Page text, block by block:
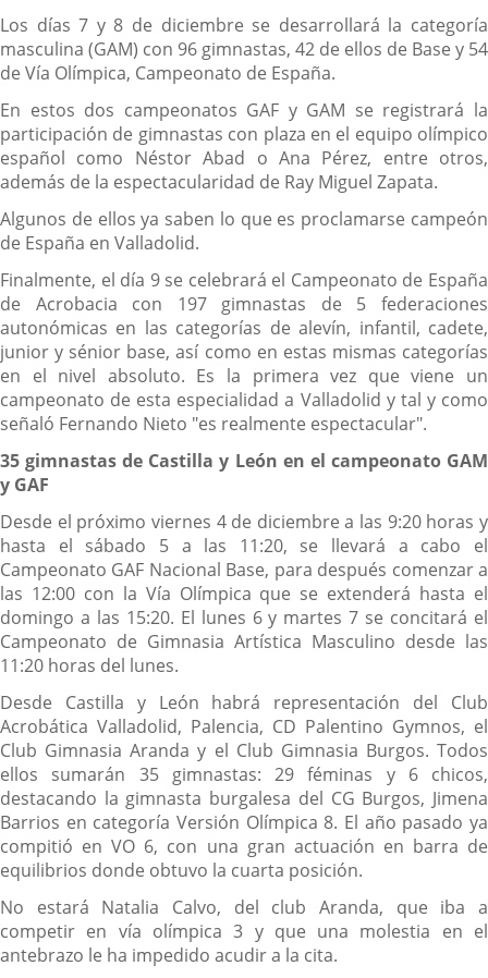
Los días 7 y 8 de diciembre se desarrollará la categoría
masculina (GAM) con 96 gimnastas, 42 de ellos de Base y 54
de Vía Olímpica, Campeonato de España.
En estos dos campeonatos GAF y GAM se registrará la
participación de gimnastas con plaza en el equipo olímpico
español como Néstor Abad o Ana Pérez, entre otros,
además de la espectacularidad de Ray Miguel Zapata.
Algunos de ellos ya saben lo que es proclamarse campeón
de España en Valladolid.
Finalmente, el día 9 se celebrará el Campeonato de España
de Acrobacia con 197 gimnastas de 5 federaciones
autonómicas en las categorías de alevín, infantil, cadete,
junior y sénior base, así como en estas mismas categorías
en el nivel absoluto. Es la primera vez que viene un
campeonato de esta especialidad a Valladolid y tal y como
señaló Fernando Nieto "es realmente espectacular".
35 gimnastas de Castilla y León en el campeonato GAM
y GAF
Desde el próximo viernes 4 de diciembre a las 9:20 horas y
hasta el sábado 5 a las 11:20, se llevará a cabo el
Campeonato GAF Nacional Base, para después comenzar a
las 12:00 con la Vía Olímpica que se extenderá hasta el
domingo a las 15:20. El lunes 6 y martes 7 se concitará el
Campeonato de Gimnasia Artística Masculino desde las
11:20 horas del lunes.
Desde Castilla y León habrá representación del Club
Acrobática Valladolid, Palencia, CD Palentino Gymnos, el
Club Gimnasia Aranda y el Club Gimnasia Burgos. Todos
ellos sumarán 35 gimnastas: 29 féminas y 6 chicos,
destacando la gimnasta burgalesa del CG Burgos, Jimena
Barrios en categoría Versión Olímpica 8. El año pasado ya
compitió en VO 6, con una gran actuación en barra de
equilibrios donde obtuvo la cuarta posición.
No estará Natalia Calvo, del club Aranda, que iba a
competir en vía olímpica 3 y que una molestia en el
antebrazo le ha impedido acudir a la cita.